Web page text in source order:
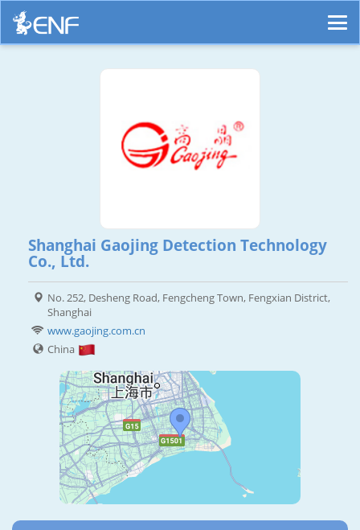
Shanghai Gaojing Detection Technology
Co., Ltd.
No. 252, Desheng Road, Fengcheng Town, Fengxian District,
Shanghai
www.gaojing.com.cn
China